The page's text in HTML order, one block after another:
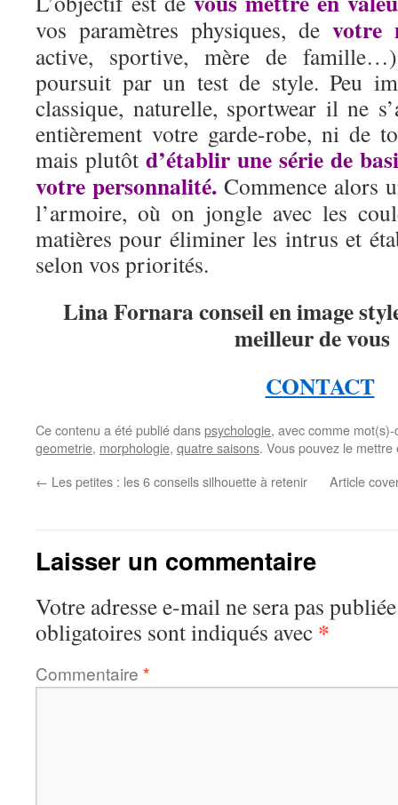
vos paramètres physiques, de votre
active, sportive, mère de
poursuit par un test de style. Peu
classique, naturelle, sportwear il ne
entièrement votre garde-robe, ni de
mais plutôt d’établir une série de
votre personnalité. Commence alors
l’armoire, où on jongle avec les
matières pour éliminer les intrus et
selon vos priorités.
Lina Fornara conseil en image
meilleur de
CONTACT
Ce contenu a été publié danspsychologie, avec comme
geometrie, morphologie, quatre saisons. Vous pouvez le
← Les petites : les 6 conseils silhouette à retenir Article
Laisser un commentaire
Votre adresse e-mail ne sera pas
obligatoires sont indiqués avec *
Commentaire *